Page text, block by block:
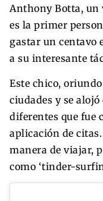
Anthony Botta, un
es la primer
gastar un centavo
a su interesante
Este chico,
ciudades y se alojó
diferentes que fue
aplicación de
manera de viajar,
como ‘tinder-